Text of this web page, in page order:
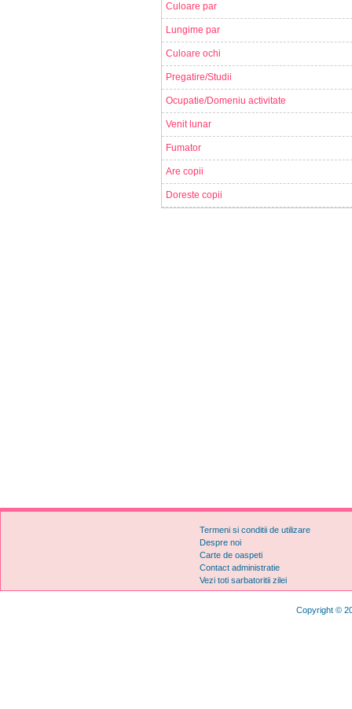
Culoare par
Lungime par
Culoare ochi
Pregatire/Studii
Ocupatie/Domeniu activitate
Venit lunar
Fumator
Are copii
Doreste copii
Termeni si conditii de utilizare
Despre noi
Carte de oaspeti
Contact administratie
Vezi toti sarbatoritii zilei
Copyright ©